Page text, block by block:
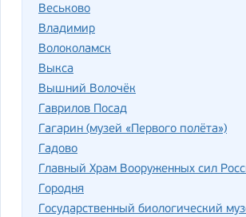
Веськово
Владимир
Волоколамск
Выкса
Вышний Волочёк
Гаврилов Посад
Гагарин (музей «Первого полёта»)
Гадово
Главный Храм Вооруженных сил
Городня
Государственный биологический